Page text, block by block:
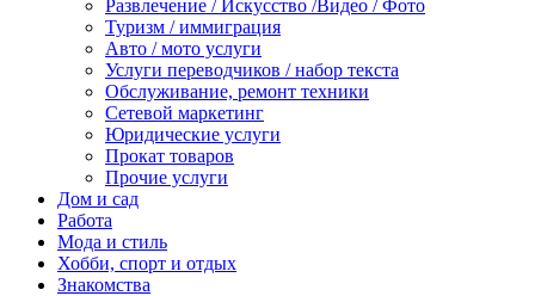
Развлечение / Искусство /Видео / Фото
Туризм / иммиграция
Авто / мото услуги
Услуги переводчиков / набор текста
Обслуживание, ремонт техники
Сетевой маркетинг
Юридические услуги
Прокат товаров
Прочие услуги
Дом и сад
Работа
Мода и стиль
Хобби, спорт и отдых
Знакомства